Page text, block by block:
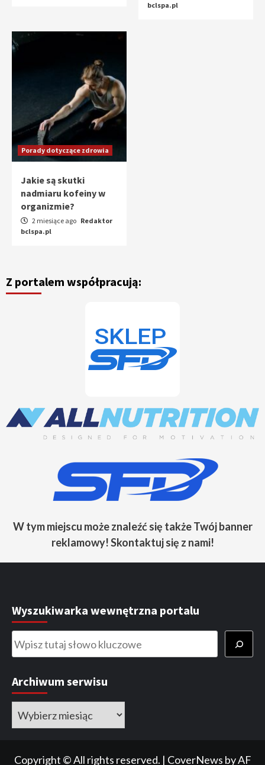
bclspa.pl
Porady dotyczące zdrowia
Jakie są skutki
nadmiaru kofeiny w
organizmie?
2 miesiące ago Redaktor
bclspa.pl
Z portalem współpracują:
W tym miejscu może znaleźć się także Twój banner
reklamowy! Skontaktuj się z nami!
Wyszukiwarka wewnętrzna portalu
Szukaj
Archiwum serwisu
Copyright © All rights reserved. | CoverNews by AF